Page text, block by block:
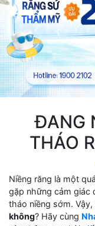
ĐANG
THÁO
Niềng răng là một
gặp những cảm giác
tháo niềng sớm. Vậy,
không? Hãy cùng